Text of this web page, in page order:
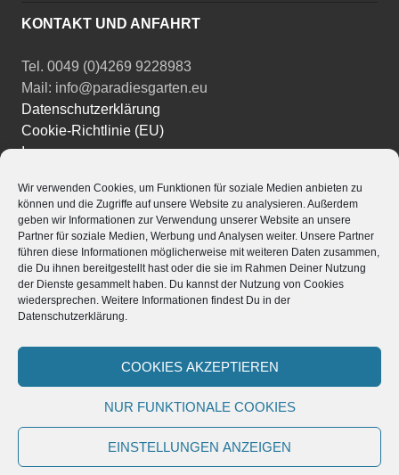
Wir verwenden Cookies, um Funktionen für soziale Medien anbieten zu
können und die Zugriffe auf unsere Website zu analysieren. Außerdem
geben wir Informationen zur Verwendung unserer Website an unsere
Partner für soziale Medien, Werbung und Analysen weiter. Unsere Partner
führen diese Informationen möglicherweise mit weiteren Daten zusammen,
die Du ihnen bereitgestellt hast oder die sie im Rahmen Deiner Nutzung
der Dienste gesammelt haben. Du kannst der Nutzung von Cookies
wiedersprechen. Weitere Informationen findest Du in der
Datenschutzerklärung.
COOKIES AKZEPTIEREN
NUR FUNKTIONALE COOKIES
EINSTELLUNGEN ANZEIGEN
KONTAKT UND ANFAHRT
Tel. 0049 (0)4269 9228983
Mail: info@paradiesgarten.eu
Datenschutzerklärung
Cookie-Richtlinie (EU)
Impressum
Instagram
Facebook
YouTube
Powered by
Stolz präsentiert von WordPress |Theme: Edin von
WordPress.com.